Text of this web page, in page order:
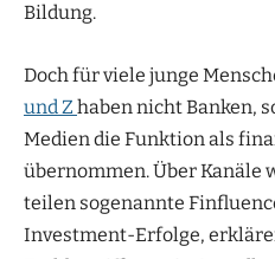
Bildung.
Doch für viele junge
und Z haben nicht Banken,
Medien die Funktion als
übernommen. Über Kanäle
teilen sogenannte
Investment-Erfolge,